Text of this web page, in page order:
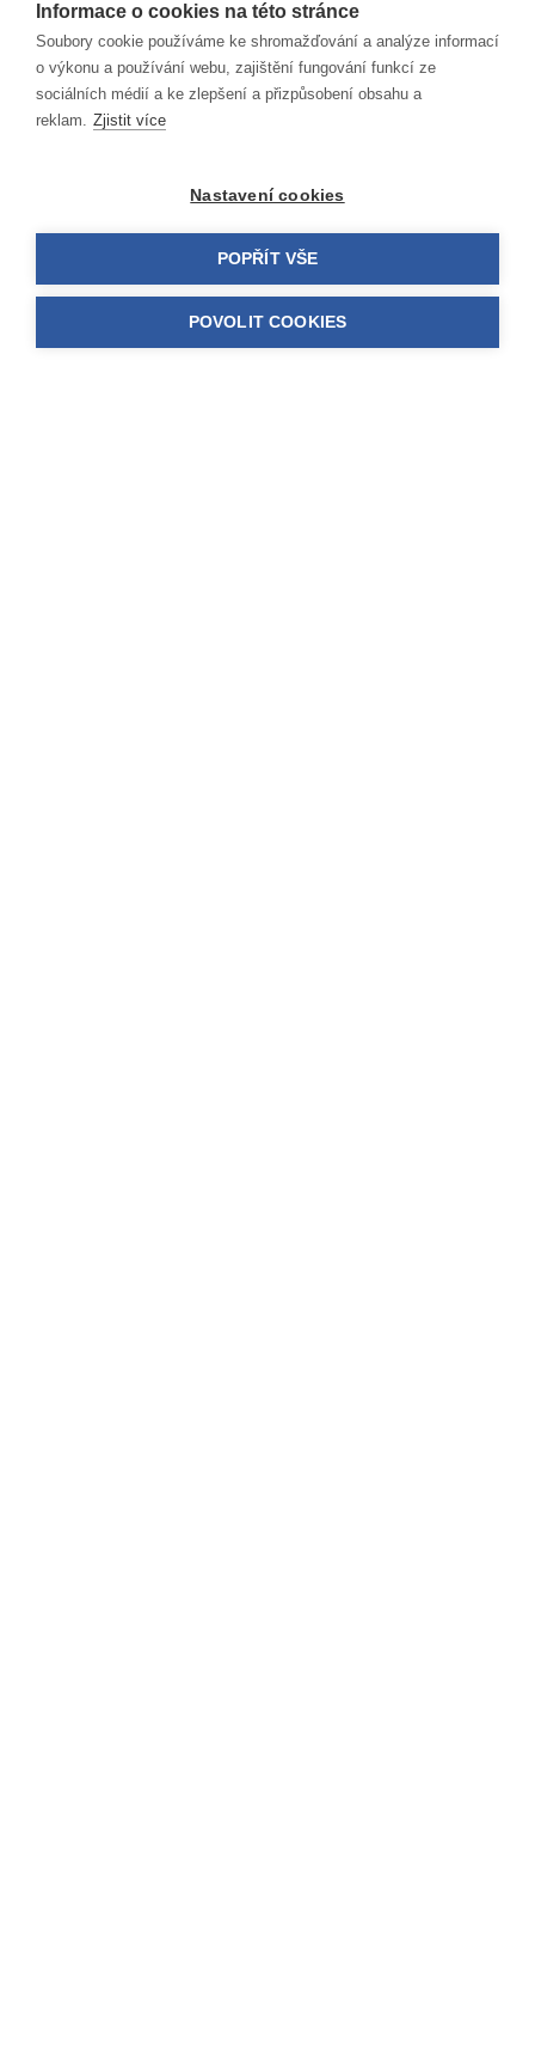
Informace o cookies na této stránce
Soubory cookie používáme ke shromažďování a analýze informací
o výkonu a používání webu, zajištění fungování funkcí ze
sociálních médií a ke zlepšení a přizpůsobení obsahu a
reklam. Zjistit více
Nastavení cookies
POPŘÍT VŠE
POVOLIT COOKIES
Rolety Předokenní Tepelná izolace
Vynikající tepelná izolace a ochrana před sluncem
Detail